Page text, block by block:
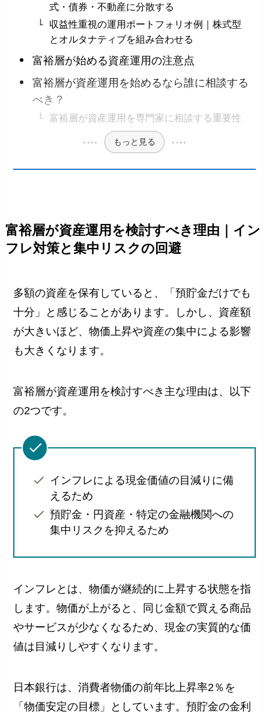
式・債券・不動産に分散する
収益性重視の運用ポートフォリオ例｜株式型
とオルタナティブを組み合わせる
富裕層が始める資産運用の注意点
富裕層が資産運用を始めるなら誰に相談する
べき？
富裕層が資産運用を専門家に相談する重要性
もっと見る
富裕層が資産運用を検討すべき理由｜イン
フレ対策と集中リスクの回避
多額の資産を保有していると、「預貯金だけでも
十分」と感じることがあります。しかし、資産額
が大きいほど、物価上昇や資産の集中による影響
も大きくなります。
富裕層が資産運用を検討すべき主な理由は、以下
の2つです。
インフレによる現金価値の目減りに備
えるため
預貯金・円資産・特定の金融機関への
集中リスクを抑えるため
インフレとは、物価が継続的に上昇する状態を指
します。物価が上がると、同じ金額で買える商品
やサービスが少なくなるため、現金の実質的な価
値は目減りしやすくなります。
日本銀行は、消費者物価の前年比上昇率2％を
「物価安定の目標」としています。預貯金の金利